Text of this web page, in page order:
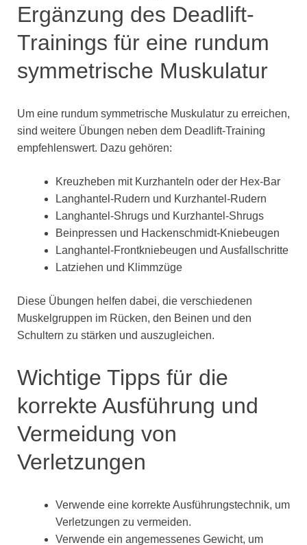
Ergänzung des Deadlift-
Trainings für eine rundum
symmetrische Muskulatur
Um eine rundum symmetrische Muskulatur zu erreichen,
sind weitere Übungen neben dem Deadlift-Training
empfehlenswert. Dazu gehören:
Kreuzheben mit Kurzhanteln oder der Hex-Bar
Langhantel-Rudern und Kurzhantel-Rudern
Langhantel-Shrugs und Kurzhantel-Shrugs
Beinpressen und Hackenschmidt-Kniebeugen
Langhantel-Frontkniebeugen und Ausfallschritte
Latziehen und Klimmzüge
Diese Übungen helfen dabei, die verschiedenen
Muskelgruppen im Rücken, den Beinen und den
Schultern zu stärken und auszugleichen.
Wichtige Tipps für die
korrekte Ausführung und
Vermeidung von
Verletzungen
Verwende eine korrekte Ausführungstechnik, um
Verletzungen zu vermeiden.
Verwende ein angemessenes Gewicht, um